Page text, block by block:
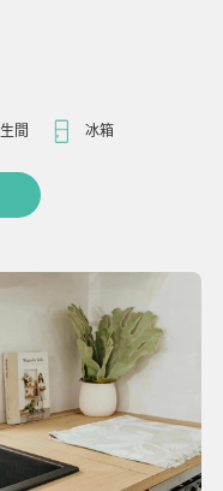
間 冰箱